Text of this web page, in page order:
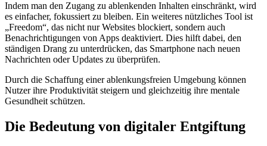
Indem man den Zugang zu ablenkenden Inhalten einschränkt, wird
es einfacher, fokussiert zu bleiben. Ein weiteres nützliches Tool ist
„Freedom“, das nicht nur Websites blockiert, sondern auch
Benachrichtigungen von Apps deaktiviert. Dies hilft dabei, den
ständigen Drang zu unterdrücken, das Smartphone nach neuen
Nachrichten oder Updates zu überprüfen.
Durch die Schaffung einer ablenkungsfreien Umgebung können
Nutzer ihre Produktivität steigern und gleichzeitig ihre mentale
Gesundheit schützen.
Die Bedeutung von digitaler Entgiftung